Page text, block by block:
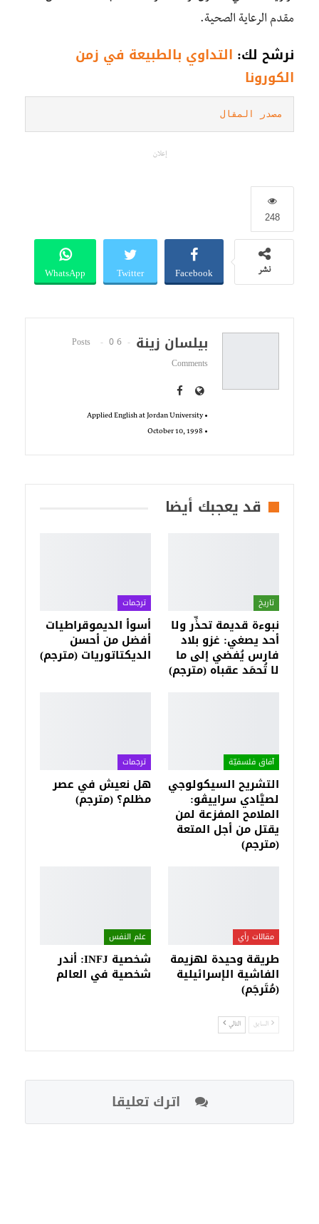
مقدم الرعاية الصحية.
نرشح لك: التداوي بالطبيعة في زمن
الكورونا
مصدر المقال
إعلان
248
نشر Facebook
Twitter
WhatsApp
بيلسان زينة 6 Posts
0
Comments
• Applied English at Jordan University
• October 10, 1998
قد يعجبك أيضا
تاريخ
نبوءة قديمة تحذِّر ولا
أحد يصغي: غزو بلاد
فارس يُفضي إلى ما
لا تُحمَد عقباه (مترجم)
ترجمات
أسوأ الديموقراطيات
أفضل من أحسن
الديكتاتوريات (مترجم)
آفاق فلسفيّة‎
التشريح السيكولوجي
لصيَّادي سراييڤو:
الملامح المفزعة لمن
يقتل من أجل المتعة
(مترجم)
ترجمات
هل نعيش في عصر
مظلم؟ (مترجم)
مقالات رأي
طريقة وحيدة لهزيمة
الفاشية الإسرائيلية
(مُتَرجَم)
علم النفس
شخصية INFJ: أندر
شخصية في العالم
السابق التالي
اترك تعليقا